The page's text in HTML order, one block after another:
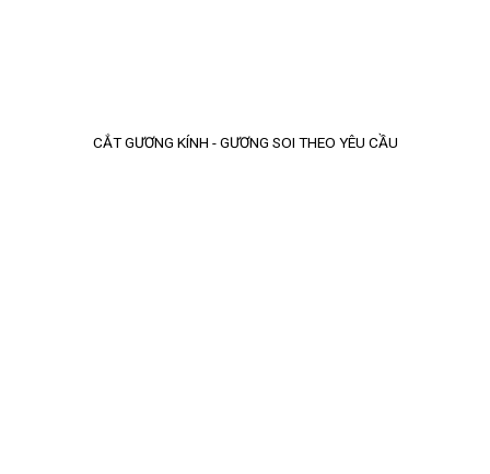
CẮT GƯƠNG KÍNH - GƯƠNG SOI THEO YÊU CẦU